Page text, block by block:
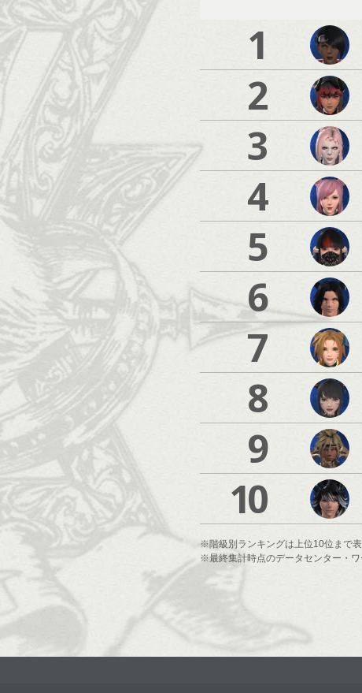
1
2
3
4
5
6
7
8
9
10
※階級別ランキングは上位10位まで表
※最終集計時点のデータセンター・ワ